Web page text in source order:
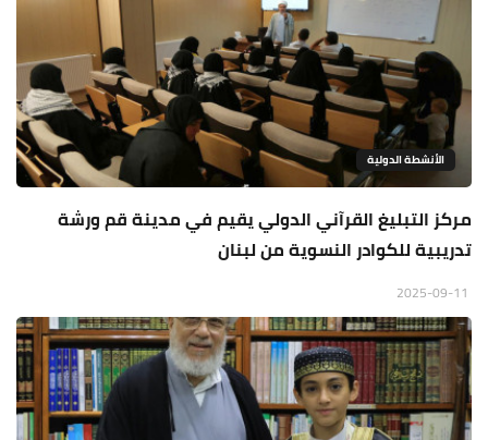
الأنشطة الدولية
مركز التبليغ القرآني الدولي يقيم في مدينة قم ورشة
تدريبية للكوادر النسوية من لبنان